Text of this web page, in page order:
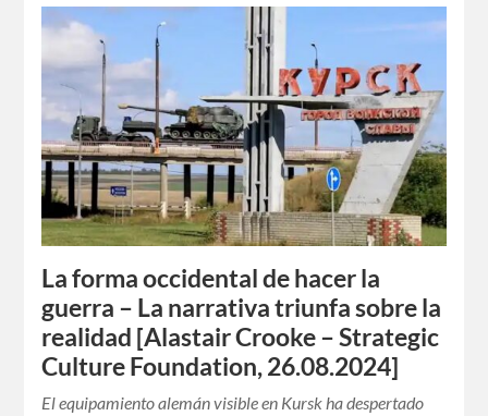
La forma occidental de hacer la
guerra – La narrativa triunfa sobre la
realidad [Alastair Crooke – Strategic
Culture Foundation, 26.08.2024]
El equipamiento alemán visible en Kursk ha despertado